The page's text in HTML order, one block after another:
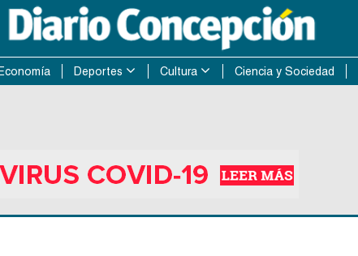
Economía Deportes Cultura Ciencia y Sociedad